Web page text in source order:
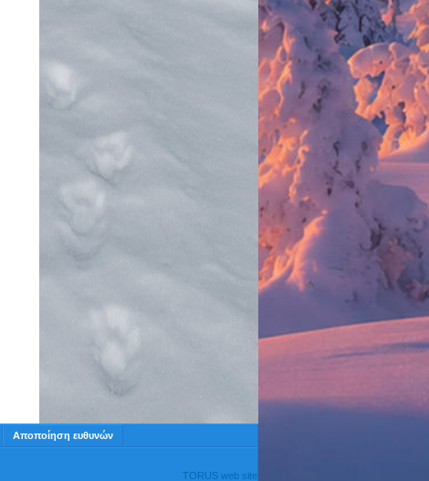
Αποποίηση ευθυνών
TORUS web site